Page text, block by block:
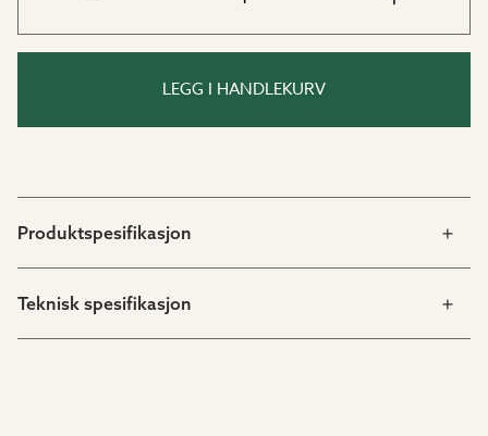
LEGG I HANDLEKURV
Produktspesifikasjon
Teknisk spesifikasjon